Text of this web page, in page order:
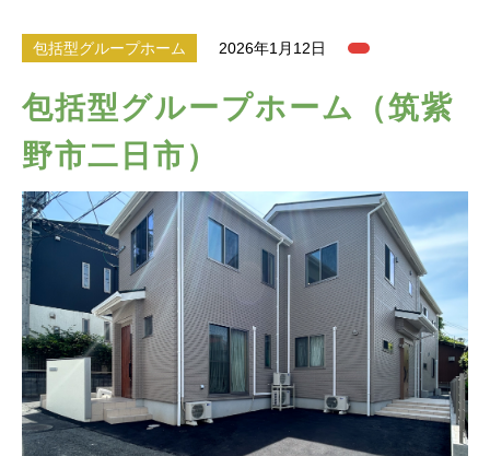
包括型グループホーム 2026年1月12日
包括型グループホーム（筑紫
野市二日市）